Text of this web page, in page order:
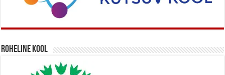
Roheline kool